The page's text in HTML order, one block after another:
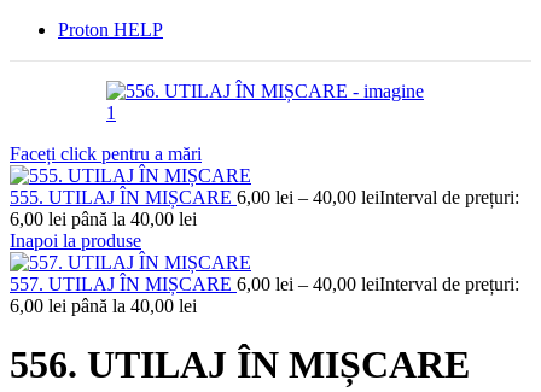
Proton HELP
Faceți click pentru a mări
555. UTILAJ ÎN MIȘCARE 6,00 lei – 40,00 leiInterval de prețuri:
6,00 lei până la 40,00 lei
Inapoi la produse
557. UTILAJ ÎN MIȘCARE 6,00 lei – 40,00 leiInterval de prețuri:
6,00 lei până la 40,00 lei
556. UTILAJ ÎN MIȘCARE